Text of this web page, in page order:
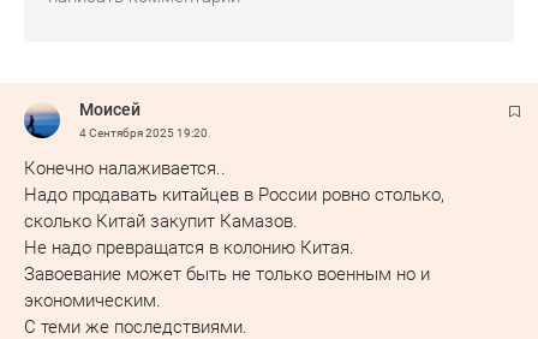
Моисей
4 Сентября 202519:20
Конечно налаживается..
Надо продавать китайцев в России ровно столько,
сколько Китай закупит Камазов.
Не надо превращатся в колонию Китая.
Завоевание может быть не только военным но и
экономическим.
С теми же последствиями.